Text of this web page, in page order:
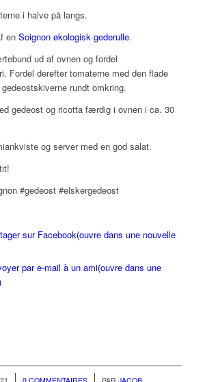
i halve på langs.
en Soignon økologisk gederulle.
ud af ovnen og fordel
Fordel derefter tomaterne med den flade
rundt omkring.
gedeost og ricotta færdig i ovnen i ca. 30
og server med en god salat.
#gedeost #elskergedeost
sur Facebook(ouvre dans une nouvelle
par e-mail à un ami(ouvre dans une
/